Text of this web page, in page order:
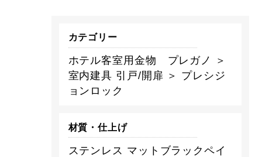
カテゴリー
ホテル客室用金物 プレガノ ＞
室内建具 引戸/開扉 ＞ プレシジ
ョンロック
材質・仕上げ
ステンレス マットブラックペイ